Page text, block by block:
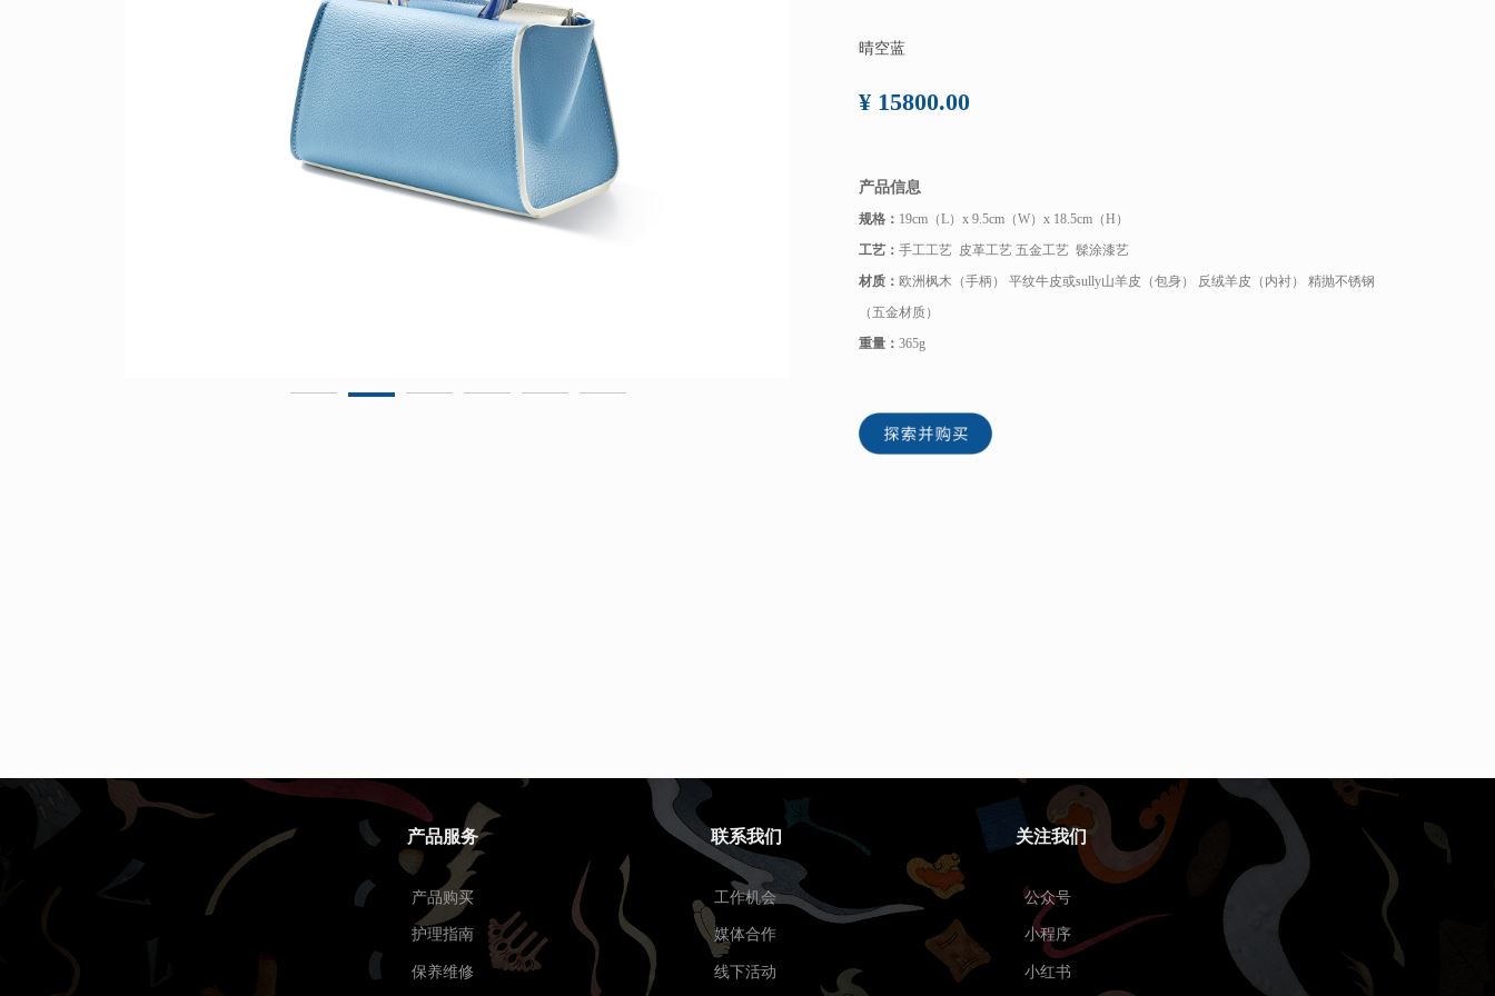
晴空蓝
¥ 15800.00
产品信息
规格： 19cm（L）x 9.5cm（W）x 18.5cm（H）
工艺： 手工工艺 皮革工艺 五金工艺 髹涂漆艺
材质： 欧洲枫木（手柄） 平纹牛皮或sully山羊皮（包身） 反绒羊皮（内衬） 精抛不锈钢
（五金材质）
重量： 365g
产品服务 联系我们 关注我们
产品购买
护理指南
保养维修
公众号
小程序
小红书
工作机会
媒体合作
线下活动